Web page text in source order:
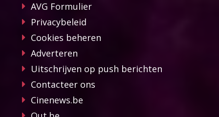
AVG Formulier
Privacybeleid
Cookies beheren
Adverteren
Uitschrijven op push berichten
Contacteer ons
Cinenews.be